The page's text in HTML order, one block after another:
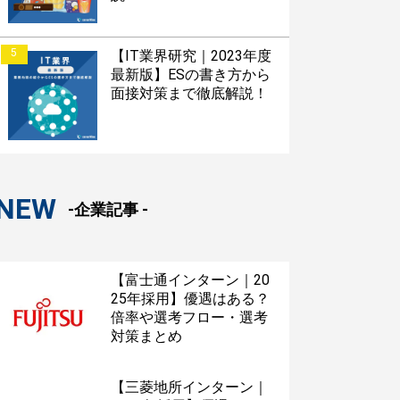
5
【IT業界研究｜2023年度
最新版】ESの書き方から
面接対策まで徹底解説！
-企業記事 -
【富士通インターン｜20
25年採用】優遇はある？
倍率や選考フロー・選考
対策まとめ
【三菱地所インターン｜